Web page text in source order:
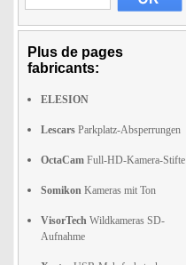
Plus de pages
fabricants:
ELESION
Lescars Parkplatz-Absperrungen
OctaCam Full-HD-Kamera-Stifte
Somikon Kameras mit Ton
VisorTech Wildkameras SD-
Aufnahme